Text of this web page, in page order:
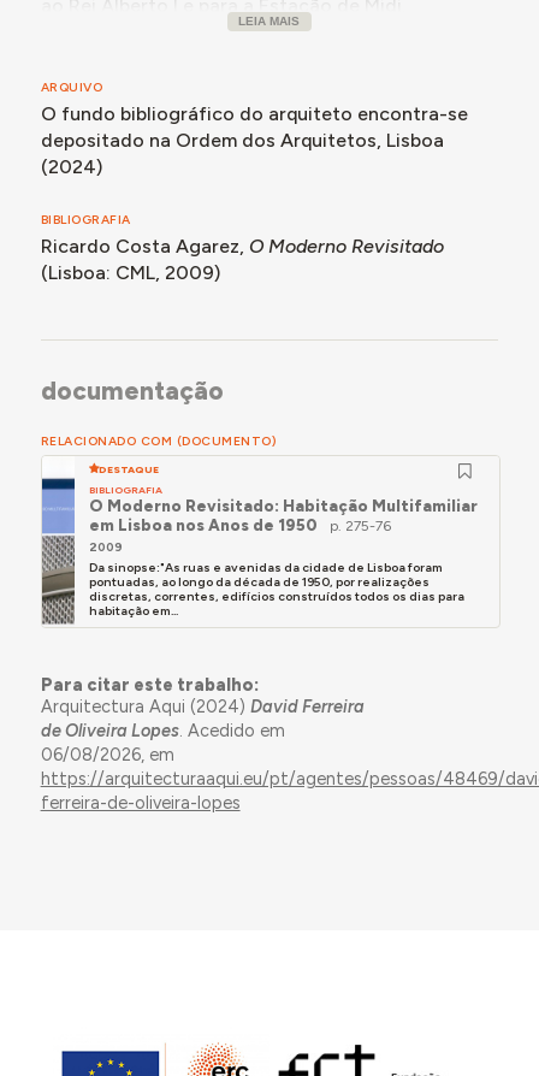
período da 2ª Guerra Mundial e lá se manteve até
1950; participou e venceu todos os prémios da
Secção de Arquitectura do Salão de Belas Artes
do Pará entre 1941 e 1946.
- Autor, em parceria com Meira Filho, dos
projectos para o Estádio dos Covões, sede da
Rádio Marajoara, auditório do Conservatório
Carlos Gomes, entrada nobre do Museu Emílio
Pará.
- Autor do arranjo urbano envolvente à estátua de
Pedro Teixeira, da autoria de António Duarte, em
Belém do Pará, projecto da década de 1940
apenas realizado em 1969-70.
- Partilhou, entre 1953 e 1959, escritório com Faria
da Costa, sendo desse período a autoria de
numerosos projectos entre os quais o do edifício
de habitação multifamiliar na R. Marquês de
Fronteira 171, Lisboa 1956, identificado neste
inquérito.
Jorge Costa Maia e, a partir dessa data, José
João Faria da Costa; desta fase datam os
projectos do edifício-sede da Nogueiras
Internacional (inaug. 1967) e do edifício do
restaurante “Galeto”, ambos na Av. República em
LEIA MAIS
ARQUIVO
O fundo bibliográfico do arquiteto encontra-se
depositado na Ordem dos Arquitetos, Lisboa
(2024)
BIBLIOGRAFIA
Ricardo Costa Agarez, O Moderno Revisitado
(Lisboa: CML, 2009)
documentação
RELACIONADO COM (DOCUMENTO)
DESTAQUE
BIBLIOGRAFIA
O Moderno Revisitado: Habitação Multifamiliar
em Lisboa nos Anos de 1950
p. 275-76
2009
Da sinopse:"As ruas e avenidas da cidade de Lisboa foram
pontuadas, ao longo da década de 1950, por realizações
discretas, correntes, edifícios construídos todos os dias para
habitação em...
Para citar este trabalho:
Arquitectura Aqui (2024) David Ferreira
de Oliveira Lopes. Acedido em
06/08/2026, em
https://arquitecturaaqui.eu/pt/agentes/pessoas/48469/
ferreira-de-oliveira-lopes